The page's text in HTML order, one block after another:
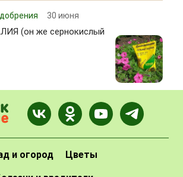
30 июня
(он же сернокислый
и огород Цветы